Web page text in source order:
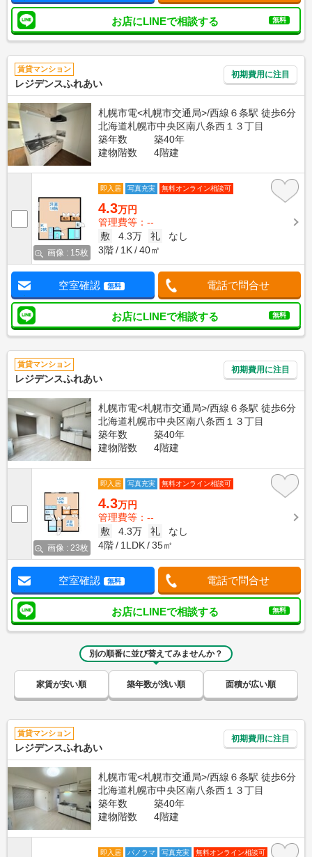
お店にLINEで相談する 無料
賃貸マンション
レジデンスふれあい
初期費用に注目
札幌市電<札幌市交通局>/西線６条駅 徒歩6分
北海道札幌市中央区南八条西１３丁目
築年数
築40年
建物階数
4階建
画像 : 15枚
即入居 写真充実 無料オンライン相談可
4.3万円
管理費等：--
敷
4.3万 礼
なし
3階
1K 40㎡
空室確認 無料 電話で問合せ
お店にLINEで相談する 無料
賃貸マンション
レジデンスふれあい
初期費用に注目
札幌市電<札幌市交通局>/西線６条駅 徒歩6分
北海道札幌市中央区南八条西１３丁目
築年数
築40年
建物階数
4階建
画像 : 23枚
即入居 写真充実 無料オンライン相談可
4.3万円
管理費等：--
敷
4.3万 礼
なし
4階
1LDK 35㎡
空室確認 無料 電話で問合せ
お店にLINEで相談する 無料
別の順番に並び替えてみませんか？
家賃が安い順 築年数が浅い順 面積が広い順
賃貸マンション
レジデンスふれあい
初期費用に注目
札幌市電<札幌市交通局>/西線６条駅 徒歩6分
北海道札幌市中央区南八条西１３丁目
築年数
築40年
建物階数
4階建
即入居 パノラマ 写真充実 無料オンライン相談可